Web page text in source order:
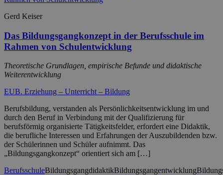
Gerd Keiser
Das Bildungsgangkonzept in der Berufsschule im
Rahmen von Schulentwicklung
Theoretische Grundlagen, empirische Befunde und didaktische
Weiterentwicklung
EUB. Erziehung – Unterricht – Bildung
Berufsbildung, verstanden als Persönlichkeitsentwicklung im und
durch den Beruf in Verbindung mit der Qualifizierung für
berufsförmig organisierte Tätigkeitsfelder, erfordert eine Didaktik,
die berufliche Interessen und Erfahrungen der Auszubildenden bzw.
der Schülerinnen und Schüler aufnimmt. Das
„Bildungsgangkonzept“ orientiert sich am […]
BerufsschuleBildungsgangdidaktikBildungsgangentwicklung